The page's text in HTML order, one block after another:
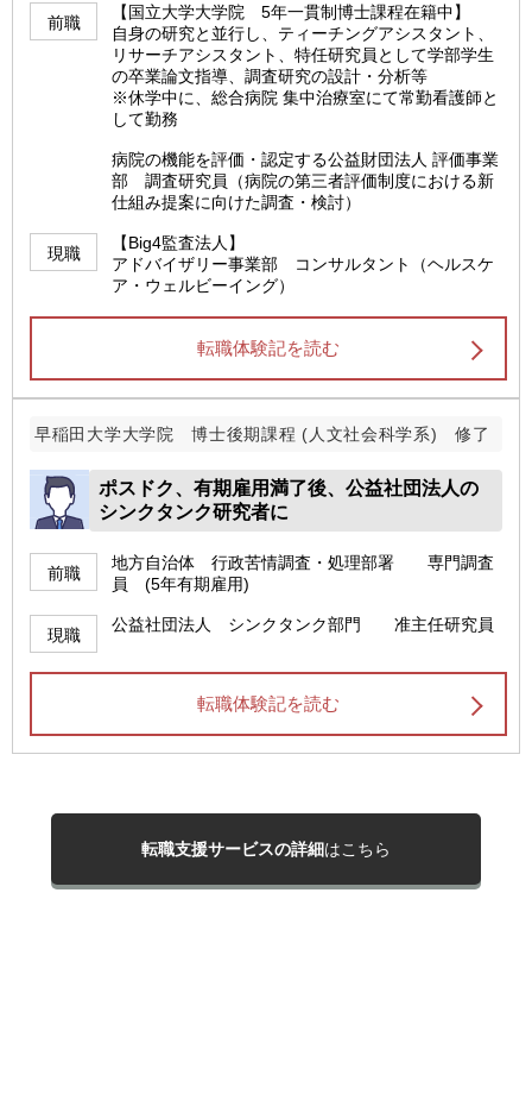
前職
【国立大学大学院 5年一貫制博士課程在籍中】
自身の研究と並行し、ティーチングアシスタント、
リサーチアシスタント、特任研究員として学部学生
の卒業論文指導、調査研究の設計・分析等
※休学中に、総合病院 集中治療室にて常勤看護師と
して勤務
病院の機能を評価・認定する公益財団法人 評価事業
部 調査研究員（病院の第三者評価制度における新
仕組み提案に向けた調査・検討）
現職
【Big4監査法人】
アドバイザリー事業部 コンサルタント（ヘルスケ
ア・ウェルビーイング）
転職体験記を読む
早稲田大学大学院 博士後期課程 (人文社会科学系) 修了
ポスドク、有期雇用満了後、公益社団法人の
シンクタンク研究者に
前職
地方自治体 行政苦情調査・処理部署 専門調査
員 (5年有期雇用)
現職
公益社団法人 シンクタンク部門 准主任研究員
転職体験記を読む
転職支援サービスの詳細はこちら